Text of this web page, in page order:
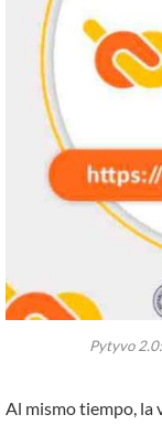
Pytyvo
Al mismo tiempo, la